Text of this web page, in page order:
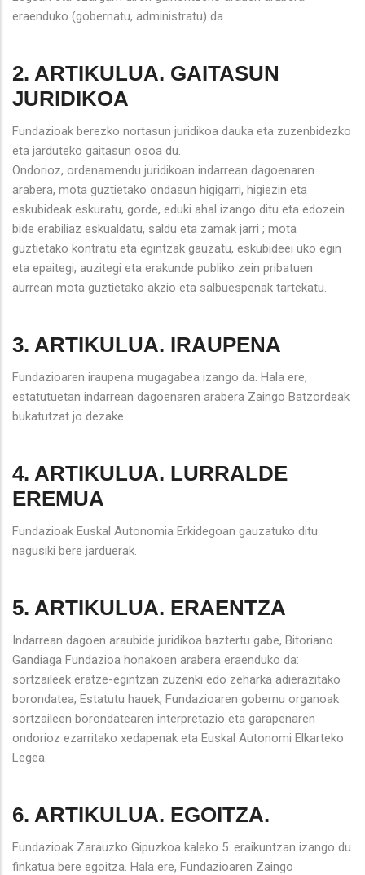
eraenduko (gobernatu, administratu) da.
2. ARTIKULUA. GAITASUN
JURIDIKOA
Fundazioak berezko nortasun juridikoa dauka eta zuzenbidezko
eta jarduteko gaitasun osoa du.
Ondorioz, ordenamendu juridikoan indarrean dagoenaren
arabera, mota guztietako ondasun higigarri, higiezin eta
eskubideak eskuratu, gorde, eduki ahal izango ditu eta edozein
bide erabiliaz eskualdatu, saldu eta zamak jarri ; mota
guztietako kontratu eta egintzak gauzatu, eskubideei uko egin
eta epaitegi, auzitegi eta erakunde publiko zein pribatuen
aurrean mota guztietako akzio eta salbuespenak tartekatu.
3. ARTIKULUA. IRAUPENA
Fundazioaren iraupena mugagabea izango da. Hala ere,
estatutuetan indarrean dagoenaren arabera Zaingo Batzordeak
bukatutzat jo dezake.
4. ARTIKULUA. LURRALDE
EREMUA
Fundazioak Euskal Autonomia Erkidegoan gauzatuko ditu
nagusiki bere jarduerak.
5. ARTIKULUA. ERAENTZA
Indarrean dagoen araubide juridikoa baztertu gabe, Bitoriano
Gandiaga Fundazioa honakoen arabera eraenduko da:
sortzaileek eratze-egintzan zuzenki edo zeharka adierazitako
borondatea, Estatutu hauek, Fundazioaren gobernu organoak
sortzaileen borondatearen interpretazio eta garapenaren
ondorioz ezarritako xedapenak eta Euskal Autonomi Elkarteko
Legea.
6. ARTIKULUA. EGOITZA.
Fundazioak Zarauzko Gipuzkoa kaleko 5. eraikuntzan izango du
finkatua bere egoitza. Hala ere, Fundazioaren Zaingo